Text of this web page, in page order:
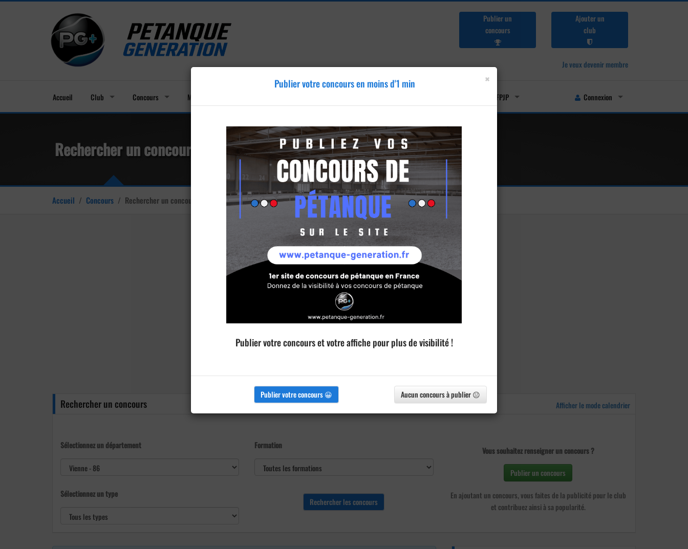
Publier un
concours
Ajouter un
club
Je veux devenir membre
Accueil Club Concours Membres Licenciés FFPJP Connexion
Rechercher un concours de pétanque
Accueil / Concours / Rechercher un concours de pétanque
Rechercher un concours Afficher le mode calendrier
Sélectionnez un département
Sélectionnez un type
Formation
Vous souhaitez renseigner un concours ?
Publier un concours
En ajoutant un concours, vous faites de la publicité pour le club
et contribuez ainsi à sa popularité.
×
Publier votre concours en moins d'1 min
Publier votre concours et votre affiche pour plus de visibilité !
Publier votre concours 😀 Aucun concours à publier 😐